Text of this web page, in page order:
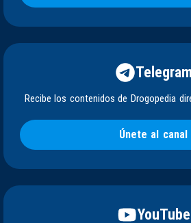
Telegram
Recibe los contenidos de Drogopedia
Únete al canal
YouTube